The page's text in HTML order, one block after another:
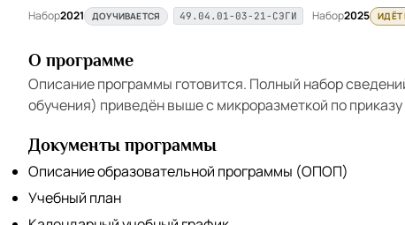
Набор2021 ДОУЧИВАЕТСЯ 49.04.01-03-21-СЭГИ Набор2025 ИДЁТ
О программе
Описание программы готовится. Полный набор
обучения) приведён выше с микроразметкой по
Документы программы
Описание образовательной программы (ОПОП)
Учебный план